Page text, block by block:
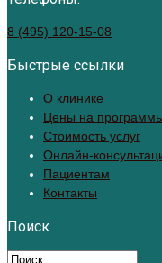
8 (495) 120-15-08
Быстрые ссылки
О клинике
Цены на
Стоимость услуг
Онлайн-
Пациентам
Контакты
Поиск